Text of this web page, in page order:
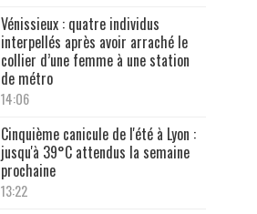
Vénissieux : quatre individus
interpellés après avoir arraché le
collier d’une femme à une station
de métro
14:06
Cinquième canicule de l'été à Lyon :
jusqu'à 39°C attendus la semaine
prochaine
13:22